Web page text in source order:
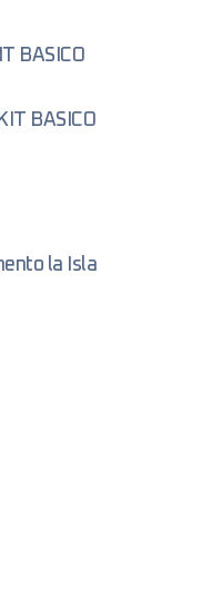
BASICO
BASICO
la Isla